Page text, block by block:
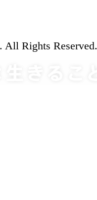
Rights Reserved.